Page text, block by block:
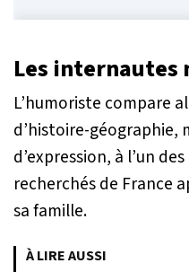
Les internautes
L’humoriste compare
d’histoire-
d’expression, à l’un
recherchés de France
sa famille.
À LIRE AUSSI